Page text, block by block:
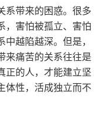
系带来的困惑。很多
，害怕被孤立、害怕
越陷越深。但是，
来痛苦的关系往往是
正的人，才能建立坚
体性，活成独立而不